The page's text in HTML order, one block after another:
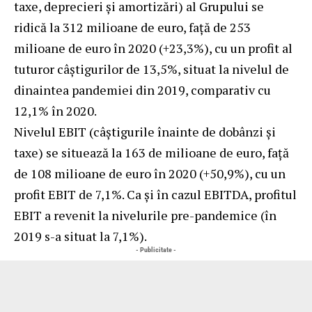
taxe, deprecieri și amortizări) al Grupului se
ridică la 312 milioane de euro, față de 253
milioane de euro în 2020 (+23,3%), cu un profit al
tuturor câștigurilor de 13,5%, situat la nivelul de
dinaintea pandemiei din 2019, comparativ cu
12,1% în 2020.
Nivelul EBIT (câștigurile înainte de dobânzi și
taxe) se situează la 163 de milioane de euro, față
de 108 milioane de euro în 2020 (+50,9%), cu un
profit EBIT de 7,1%. Ca și în cazul EBITDA, profitul
EBIT a revenit la nivelurile pre-pandemice (în
2019 s-a situat la 7,1%).
- Publicitate -